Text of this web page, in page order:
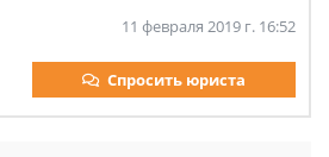
11 февраля 2019 г. 16:52
Спросить юриста